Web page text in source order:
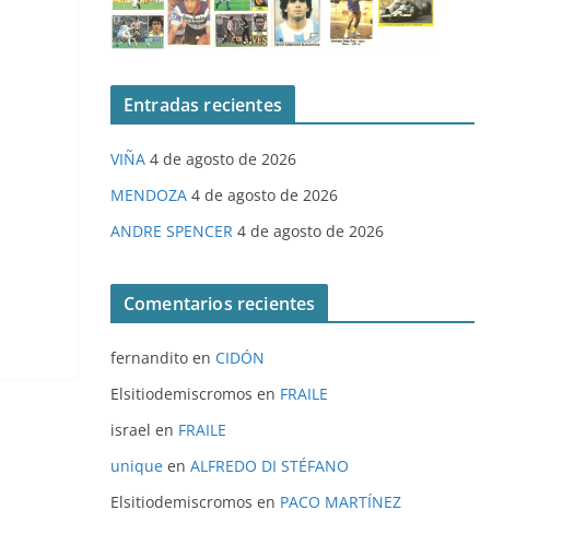
Entradas recientes
VIÑA 4 de agosto de 2026
MENDOZA 4 de agosto de 2026
ANDRE SPENCER 4 de agosto de 2026
Comentarios recientes
fernandito en CIDÓN
Elsitiodemiscromos en FRAILE
israel en FRAILE
unique en ALFREDO DI STÉFANO
Elsitiodemiscromos en PACO MARTÍNEZ